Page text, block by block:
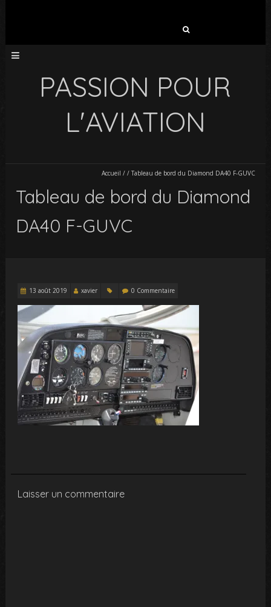
PASSION POUR
L'AVIATION
Accueil / / Tableau de bord du Diamond DA40 F-GUVC
Tableau de bord du Diamond
DA40 F-GUVC
13 août 2019 xavier 0 Commentaire
Laisser un commentaire